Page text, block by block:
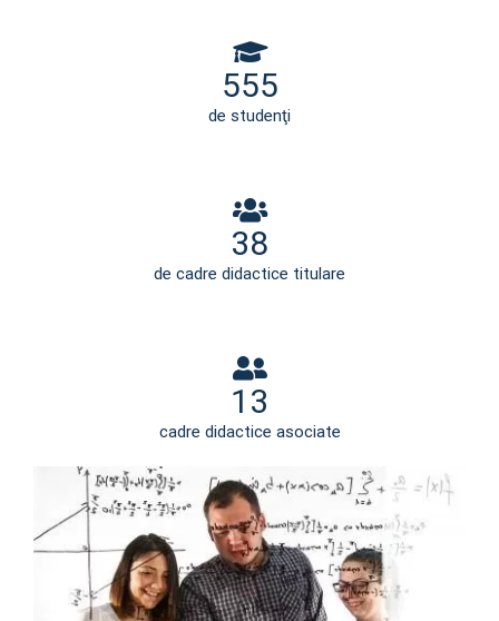
555
de studenţi
38
de cadre didactice titulare
13
cadre didactice asociate